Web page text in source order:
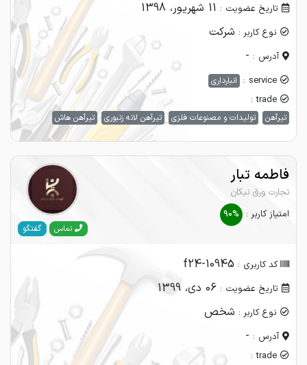
تاریخ عضویت : 11 شهریور، 1398
نوع کاربر : شرکت
آدرس : -
service : انبارداری
trade :
تیرآهن تولیدات و مصنوعات فلزی تیرآهن لانه زنبوری تیرآهن هاش
فاطمه تبار
تجارت ورق نیکان
امتیاز کاربر : 90%
تماس گفتگو
کد کاربری : f24-10945
تاریخ عضویت : 06 دی، 1399
نوع کاربر : شخص
آدرس : -
trade :